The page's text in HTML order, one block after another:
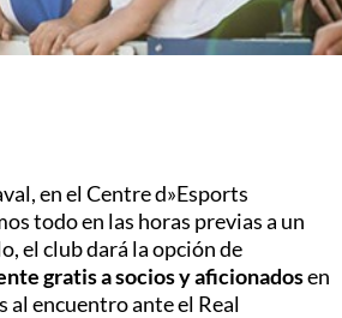
en el Centre d»Esports
todo en las horas previas a un
el club dará la opción de
gratis a socios y aficionadosen
al encuentro ante el Real